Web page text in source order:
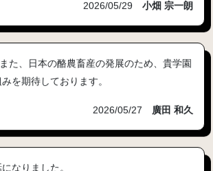
2026/05/29 小畑 宗一朗
た、日本の酪農畜産の発展のため、貴学園
を期待しております。
2026/05/27 廣田 和久
なりました。